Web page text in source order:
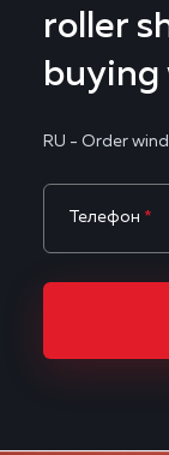
roller
buying
RU - Order
Телефон *